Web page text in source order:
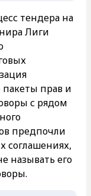
тендера на
Лиги
пакеты прав и
с рядом
предпочли
соглашениях,
называть его